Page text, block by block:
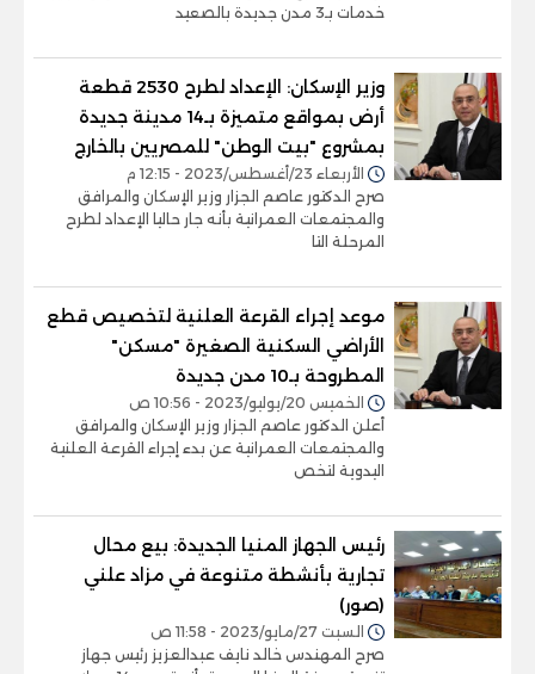
خدمات بـ3 مدن جديدة بالصعيد
وزير الإسكان: الإعداد لطرح 2530 قطعة
أرض بمواقع متميزة بـ14 مدينة جديدة
بمشروع "بيت الوطن" للمصريين بالخارج
الأربعاء 23/أغسطس/2023 - 12:15 م
صرح الدكتور عاصم الجزار وزير الإسكان والمرافق
والمجتمعات العمرانية بأنه جار حاليا الإعداد لطرح
المرحلة التا
موعد إجراء القرعة العلنية لتخصيص قطع
الأراضي السكنية الصغيرة "مسكن"
المطروحة بـ10 مدن جديدة
الخميس 20/يوليو/2023 - 10:56 ص
أعلن الدكتور عاصم الجزار وزير الإسكان والمرافق
والمجتمعات العمرانية عن بدء إجراء القرعة العلنية
اليدوية لتخص
رئيس الجهاز المنيا الجديدة: بيع محال
تجارية بأنشطة متنوعة في مزاد علني
(صور)
السبت 27/مايو/2023 - 11:58 ص
صرح المهندس خالد نايف عبدالعزيز رئيس جهاز